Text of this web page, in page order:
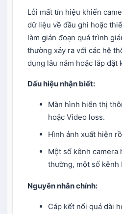
Lỗi mất tín hiệu khiến
dữ liệu về đầu ghi hoặc
làm gián đoạn quá trình
thường xảy ra với các hệ
dụng lâu năm hoặc lắp đặt
Dấu hiệu nhận biết:
Màn hình hiển thị
hoặc Video loss.
Hình ảnh xuất hiện
Một số kênh camera
thường, một số kênh
Nguyên nhân chính:
Cáp kết nối quá dài